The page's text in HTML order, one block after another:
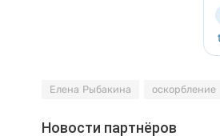
Елена Рыбакина оскорбление